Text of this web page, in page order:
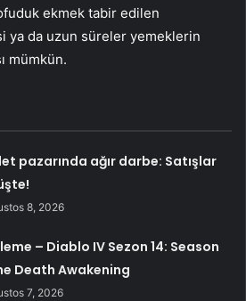
ekmek tabir edilen
ya da uzun süreler yemeklerin
mümkün.
pazarında ağır darbe: Satışlar
8, 2026
– Diablo IV Sezon 14: Season
Death Awakening
7, 2026